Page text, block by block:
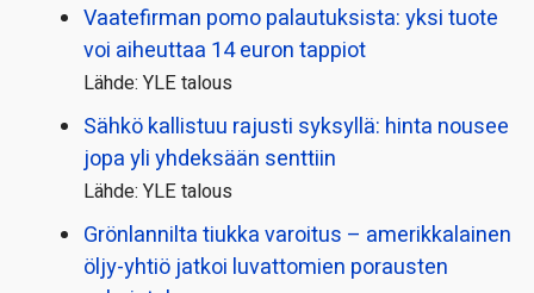
Vaatefirman pomo palautuksista: yksi tuote
voi aiheuttaa 14 euron tappiot
Lähde: YLE talous
Sähkö kallistuu rajusti syksyllä: hinta nousee
jopa yli yhdeksään senttiin
Lähde: YLE talous
Grönlannilta tiukka varoitus – amerikkalainen
öljy-yhtiö jatkoi luvattomien porausten